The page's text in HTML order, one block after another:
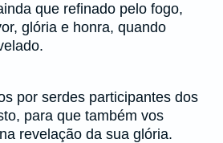
que refinado pelo fogo,
glória e honra, quando
por serdes participantes dos
para que também vos
revelação da sua glória.